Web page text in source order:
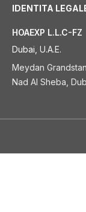
IDENTITA
HOAEXP L.L.C-FZ
Dubai, U.A.E.
Meydan
Nad Al Sheba,